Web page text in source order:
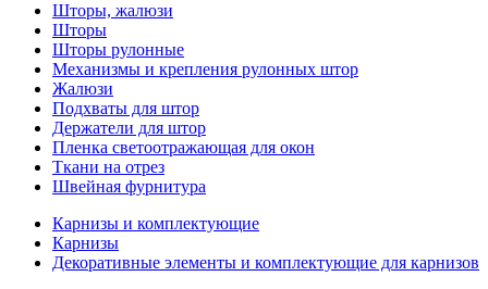
Шторы, жалюзи
Шторы
Шторы рулонные
Механизмы и крепления рулонных штор
Жалюзи
Подхваты для штор
Держатели для штор
Пленка светоотражающая для окон
Ткани на отрез
Швейная фурнитура
Карнизы и комплектующие
Карнизы
Декоративные элементы и комплектующие для карнизов